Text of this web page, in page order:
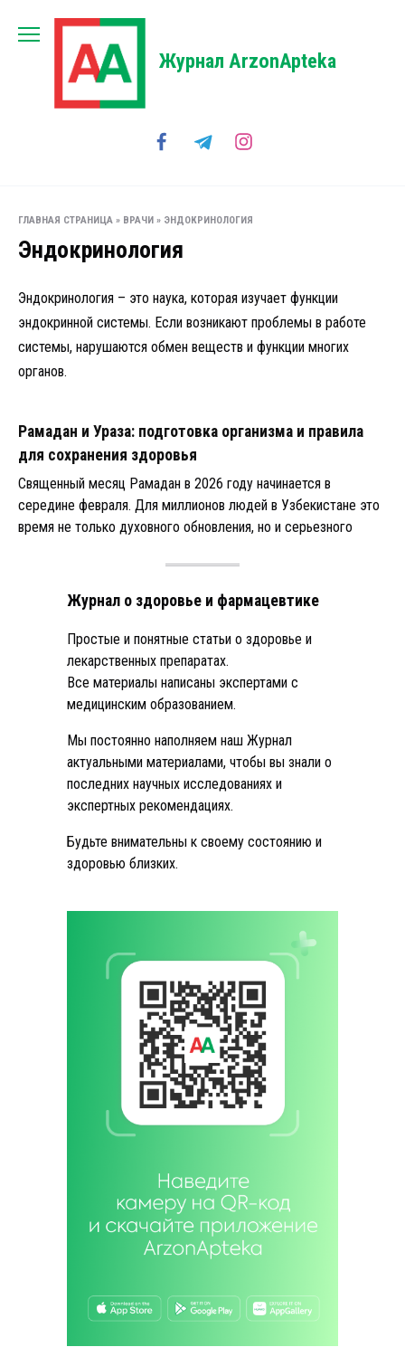
Журнал ArzonApteka
ГЛАВНАЯ СТРАНИЦА » ВРАЧИ » ЭНДОКРИНОЛОГИЯ
Эндокринология
Эндокринология – это наука, которая изучает функции
эндокринной системы. Если возникают проблемы в работе
системы, нарушаются обмен веществ и функции многих
органов.
Рамадан и Ураза: подготовка организма и правила
для сохранения здоровья
Священный месяц Рамадан в 2026 году начинается в
середине февраля. Для миллионов людей в Узбекистане это
время не только духовного обновления, но и серьезного
Журнал о здоровье и фармацевтике
Простые и понятные статьи о здоровье и
лекарственных препаратах.
Все материалы написаны экспертами с
медицинским образованием.
Мы постоянно наполняем наш Журнал
актуальными материалами, чтобы вы знали о
последних научных исследованиях и
экспертных рекомендациях.
Будьте внимательны к своему состоянию и
здоровью близких.